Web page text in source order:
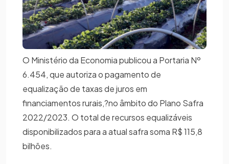
O Ministério da Economia publicou a Portaria Nº
6.454, que autoriza o pagamento de
equalização de taxas de juros em
financiamentos rurais,?no âmbito do Plano Safra
2022/2023. O total de recursos equalizáveis
disponibilizados para a atual safra soma R$ 115,8
bilhões.